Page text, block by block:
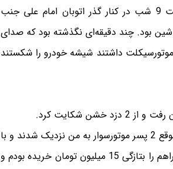
وی گفت: من و همسرم دیشب برای خرید بیرون رفته بودیم. ساعت 9 شب در کنار گذر اتوبان امام علی جنب
بود. چند دقیقه‌ای نگذشته بود که صدای
را به ماشین رساندم. 2 پسر جوان که موتورسیکلت داشتند شیشه خودرو را شکستند
شکایت کرد.
وی گفت: صبح زود مقابل محل کارم ماشینم را پارک کردم. اما همان موقع 2 پسر موتورسوار به من نزدیک شدند و با
تهدید چاقو، تلفن همراه و کیف پولم را گرفتند و فرار کردند. تلفن همراهم را بتازگی 15 میلیون تومان خریده بودم و